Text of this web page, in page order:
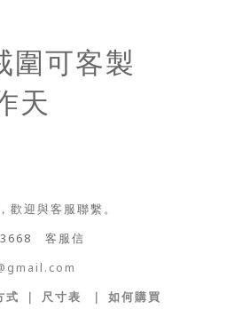
圍可客製
天
歡迎與客服聯繫。
客服信
式 ｜ 尺寸表 ｜ 如何購買